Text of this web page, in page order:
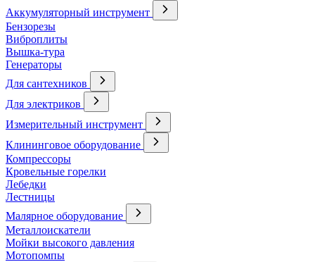
Аккумуляторный инструмент
Бензорезы
Виброплиты
Вышка-тура
Генераторы
Для сантехников
Для электриков
Измерительный инструмент
Клининговое оборудование
Компрессоры
Кровельные горелки
Лебедки
Лестницы
Малярное оборудование
Металлоискатели
Мойки высокого давления
Мотопомпы